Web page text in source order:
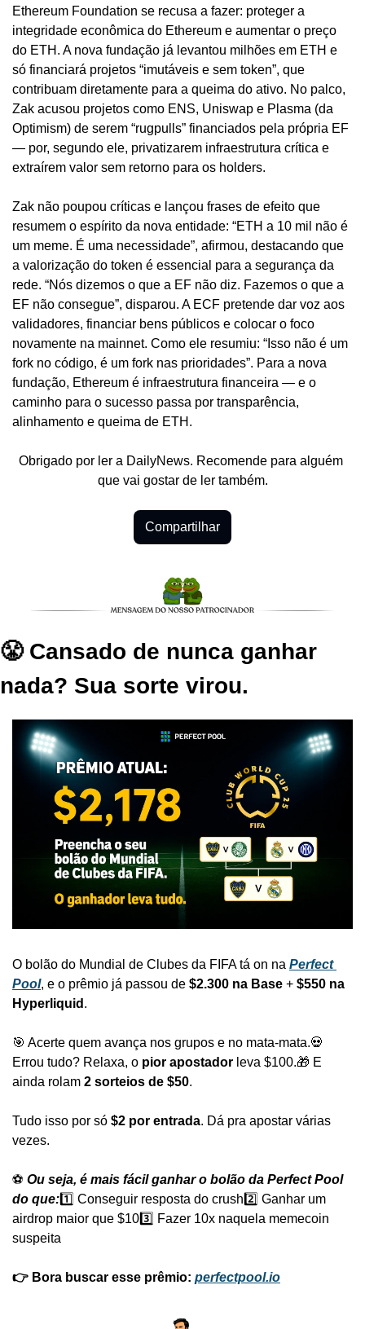
Ethereum Foundation se recusa a fazer: proteger a
integridade econômica do Ethereum e aumentar o preço
do ETH. A nova fundação já levantou milhões em ETH e
só financiará projetos “imutáveis e sem token”, que
contribuam diretamente para a queima do ativo. No palco,
Zak acusou projetos como ENS, Uniswap e Plasma (da
Optimism) de serem “rugpulls” financiados pela própria EF
— por, segundo ele, privatizarem infraestrutura crítica e
extraírem valor sem retorno para os holders.
Zak não poupou críticas e lançou frases de efeito que
resumem o espírito da nova entidade: “ETH a 10 mil não é
um meme. É uma necessidade”, afirmou, destacando que
a valorização do token é essencial para a segurança da
rede. “Nós dizemos o que a EF não diz. Fazemos o que a
EF não consegue”, disparou. A ECF pretende dar voz aos
validadores, financiar bens públicos e colocar o foco
novamente na mainnet. Como ele resumiu: “Isso não é um
fork no código, é um fork nas prioridades”. Para a nova
fundação, Ethereum é infraestrutura financeira — e o
caminho para o sucesso passa por transparência,
alinhamento e queima de ETH.
Obrigado por ler a DailyNews. Recomende para alguém
que vai gostar de ler também.
Compartilhar
😤 Cansado de nunca ganhar
nada? Sua sorte virou.
O bolão do Mundial de Clubes da FIFA tá on na Perfect
Pool, e o prêmio já passou de $2.300 na Base + $550 na
Hyperliquid .
🎯 Acerte quem avança nos grupos e no mata-mata.💀
Errou tudo? Relaxa, o pior apostador leva $100.🎁 E
ainda rolam 2 sorteios de $50.
Tudo isso por só $2 por entrada. Dá pra apostar várias
vezes.
⚽ Ou seja, é mais fácil ganhar o bolão da Perfect Pool
do que:1️⃣ Conseguir resposta do crush 2️⃣ Ganhar um
airdrop maior que $103️⃣ Fazer 10x naquela memecoin
suspeita
👉 Bora buscar esse prêmio: perfectpool.io